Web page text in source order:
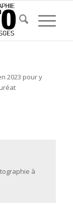
2023 pour y
à